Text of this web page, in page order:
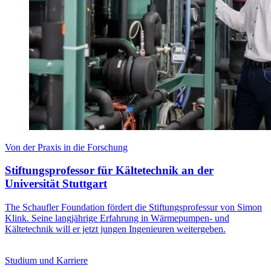
Von der Praxis in die Forschung
Stiftungsprofessor für Kältetechnik an der
Universität Stuttgart
The Schaufler Foundation fördert die Stiftungsprofessur von Simon
Klink. Seine langjährige Erfahrung in Wärmepumpen- und
Kältetechnik will er jetzt jungen Ingenieuren weitergeben.
Studium und Karriere